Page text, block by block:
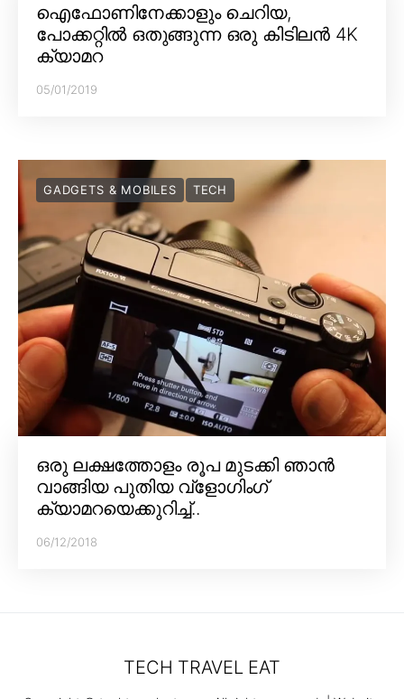
ഐഫോണിനേക്കാളും ചെറിയ,
പോക്കറ്റിൽ ഒതുങ്ങുന്ന ഒരു കിടിലൻ 4K
ക്യാമറ
05/01/2019
GADGETS & MOBILES TECH
ഒരു ലക്ഷത്തോളം രൂപ മുടക്കി ഞാൻ
വാങ്ങിയ പുതിയ വ്‌ളോഗിംഗ്
ക്യാമറയെക്കുറിച്ച്..
06/12/2018
TECH TRAVEL EAT